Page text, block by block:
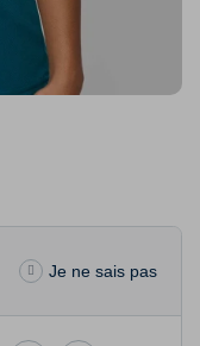
Je ne sais pas